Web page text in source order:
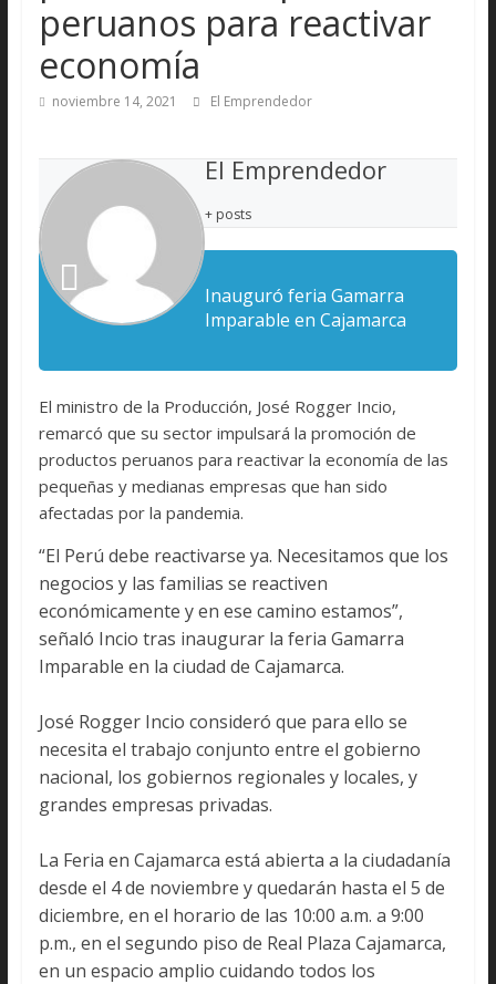
peruanos para reactivar
economía
noviembre 14, 2021 El Emprendedor
El Emprendedor
+ posts
Inauguró feria Gamarra
Imparable en Cajamarca
El ministro de la Producción, José Rogger Incio,
remarcó que su sector impulsará la promoción de
productos peruanos para reactivar la economía de las
pequeñas y medianas empresas que han sido
afectadas por la pandemia.
“El Perú debe reactivarse ya. Necesitamos que los
negocios y las familias se reactiven
económicamente y en ese camino estamos”,
señaló Incio tras inaugurar la feria Gamarra
Imparable en la ciudad de Cajamarca.
José Rogger Incio consideró que para ello se
necesita el trabajo conjunto entre el gobierno
nacional, los gobiernos regionales y locales, y
grandes empresas privadas.
La Feria en Cajamarca está abierta a la ciudadanía
desde el 4 de noviembre y quedarán hasta el 5 de
diciembre, en el horario de las 10:00 a.m. a 9:00
p.m., en el segundo piso de Real Plaza Cajamarca,
en un espacio amplio cuidando todos los